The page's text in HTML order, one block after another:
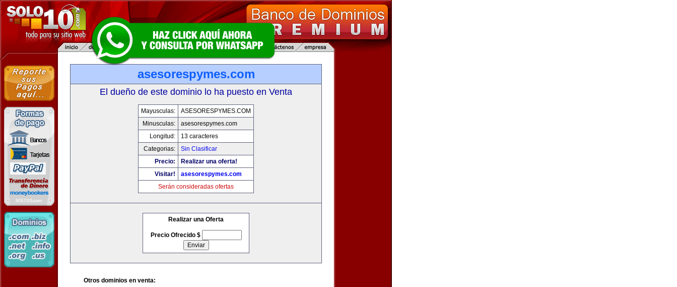
asesorespymes.com
El dueño de este dominio lo ha puesto en Venta
Mayusculas:
ASESORESPYMES.COM
Minusculas:
asesorespymes.com
Longitud:
13 caracteres
Categorias:
Sin Clasificar
Precio:
Realizar una oferta!
Visitar!
asesorespymes.com
Serán consideradas ofertas
Realizar una Oferta
Precio Ofrecido $
Otros dominios en venta: